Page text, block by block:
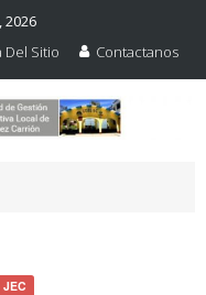
Del Sitio Contactanos
JEC